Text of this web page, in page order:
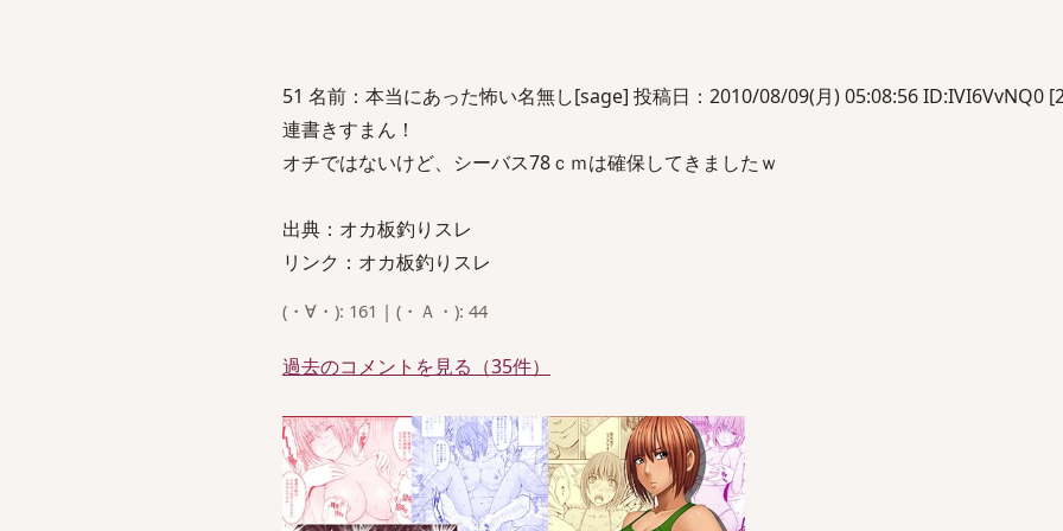
51 名前：本当にあった怖い名無し[sage] 投稿日：2010/08/09(月) 05:08:56 ID:IVI6VvNQ0
連書きすまん！
オチではないけど、シーバス78ｃｍは確保してきましたｗ
出典：オカ板釣りスレ
リンク：オカ板釣りスレ
(・∀・): 161 | (・Ａ・): 44
過去のコメントを見る（35件）